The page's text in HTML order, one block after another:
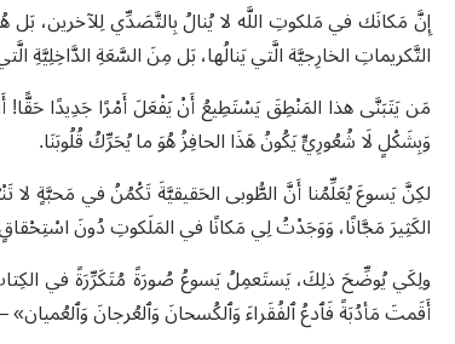
إِنَّ مَكانَك في مَلكوتِ اللَّه لا يُنالُ بِالتَّصَدِّي لِلآخرين، بَل
التَّكريماتِ الخارِجيَّة الَّتي يَنالُها، بَل مِنَ السَّعَةِ الدَّاخِلِيَّةِ
مَن يَتَبَنَّى هذا المَنْطِقَ يَسْتَطِيعُ أَنْ يَفْعَلَ أَمْرًا جَدِيدًا حَقًّا!
وَبِشَكْلٍ لَا شُعُورِيٍّ يَكُونُ هَذَا الحافِزُ هُوَ ما يُحَرِّكُ قُلُوبَنَا.
لكِنَّ يَسوعَ يُعَلِّمُنا أَنَّ الطُّوبى الحَقيقيَّةَ تَكْمُنُ في مَحبَّةٍ
الكَثِيرَ مَجَّانًا، وَوَجَدْتُ لِي مَكانًا في المَلَكوتِ دُونَ
ولِكَي يُوضِّحَ ذلِكَ، يَستَعمِلُ يَسوعُ صُورَةً مُتَكَرِّرَةً في
أَقَمتَ مَأدُبَةً فَٱدعُ ٱلفُقَراءَ وَٱلكُسحانَ وَٱلعُرجانَ وَٱلعُميان» – لو